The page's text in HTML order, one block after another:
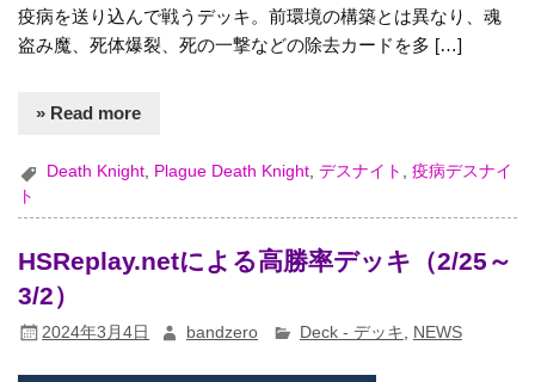
疫病を送り込んで戦うデッキ。前環境の構築とは異なり、魂
盗み魔、死体爆裂、死の一撃などの除去カードを多 […]
» Read more
Death Knight, Plague Death Knight,デスナイト ,疫病デスナイ
ト
HSReplay.netによる高勝率デッキ（2/25～
3/2）
2024年3月4日 bandzero Deck - デッキ , NEWS